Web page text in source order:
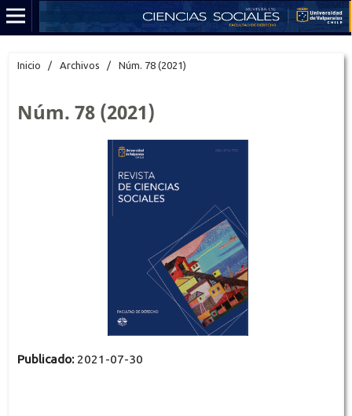
Inicio / Archivos / Núm. 78 (2021)
Núm. 78 (2021)
Publicado: 2021-07-30